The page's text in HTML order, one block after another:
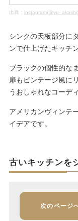
出典： instagram(@yu_akashi)
シンクの天板部分に
ンで仕上げたキッチ
ブラックの個性的な
扉もビンテージ風に
うおしゃれなコーデ
アメリカンヴィンテ
イデアです。
古いキッチンを
次のページ